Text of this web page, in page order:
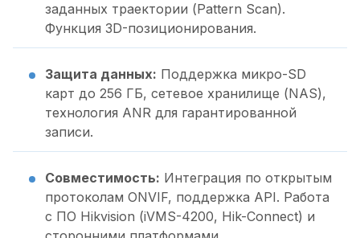
заданных траектории (Pattern Scan).
Функция 3D-позиционирования.
Защита данных: Поддержка микро-SD
карт до 256 ГБ, сетевое хранилище (NAS),
технология ANR для гарантированной
записи.
Совместимость: Интеграция по открытым
протоколам ONVIF, поддержка API. Работа
с ПО Hikvision (iVMS-4200, Hik-Connect) и